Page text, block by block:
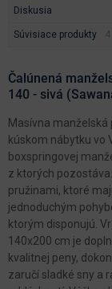
Diskusia
Súvisiace produkty
Čalúnená
140 - sivá
Masívna manželská
kúskom nábytku vo
boxspringovej
z ktorých
pružinami, ktoré
jednoduchým
ktorým disponujú.
140x200 cm je
kvalitnej peny,
zaručí sladké sny a